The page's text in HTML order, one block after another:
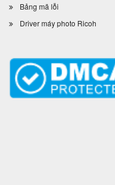
Bảng mã lỗi
Driver máy photo Ricoh